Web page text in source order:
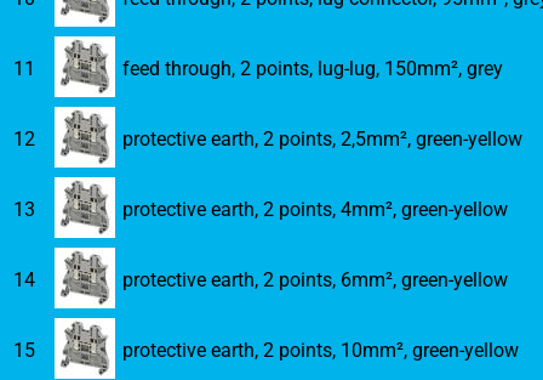
11 feed through, 2 points, lug-lug, 150mm², grey
12 protective earth, 2 points, 2,5mm², green-yellow
13 protective earth, 2 points, 4mm², green-yellow
14 protective earth, 2 points, 6mm², green-yellow
15 protective earth, 2 points, 10mm², green-yellow